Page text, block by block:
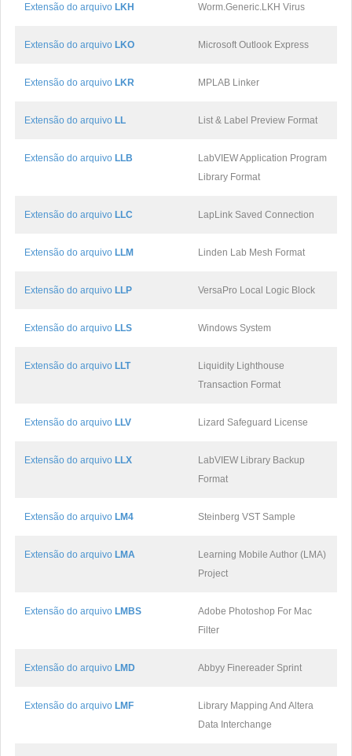
Extensão do arquivo LKH Worm.Generic.LKH Virus
Extensão do arquivo LKO Microsoft Outlook Express
Extensão do arquivo LKR MPLAB Linker
Extensão do arquivo LL List & Label Preview Format
Extensão do arquivo LLB
LabVIEW Application Program
Library Format
Extensão do arquivo LLC LapLink Saved Connection
Extensão do arquivo LLM Linden Lab Mesh Format
Extensão do arquivo LLP VersaPro Local Logic Block
Extensão do arquivo LLS Windows System
Extensão do arquivo LLT
Liquidity Lighthouse
Transaction Format
Extensão do arquivo LLV Lizard Safeguard License
Extensão do arquivo LLX
LabVIEW Library Backup
Format
Extensão do arquivo LM4 Steinberg VST Sample
Extensão do arquivo LMA
Learning Mobile Author (LMA)
Project
Extensão do arquivo LMBS
Adobe Photoshop For Mac
Filter
Extensão do arquivo LMD Abbyy Finereader Sprint
Extensão do arquivo LMF
Library Mapping And Altera
Data Interchange